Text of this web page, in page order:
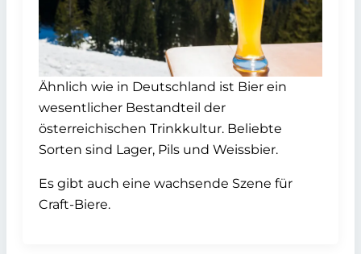
Ähnlich wie in Deutschland ist Bier ein
wesentlicher Bestandteil der
österreichischen Trinkkultur. Beliebte
Sorten sind Lager, Pils und Weissbier.
Es gibt auch eine wachsende Szene für
Craft-Biere.